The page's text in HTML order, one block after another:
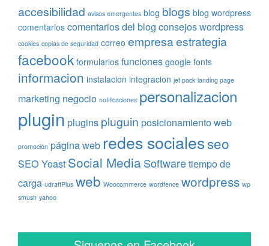
accesibilidad avisos emergentes blog blogs blog wordpress
comentarios comentarios del blog consejos wordpress
cookies copias de seguridad correo empresaestrategia
facebook formularios funciones google fonts
informacion instalacion integracion jet pack landing page
marketing negocio notificaciones personalizacion
plugin plugins pluguin posicionamiento web
promoción página web redes socialesseo
SEO Yoast Social Media Softwaretiempo de
carga udraftPlus web Woocommerce wordfence wordpress wp
smush yahoo